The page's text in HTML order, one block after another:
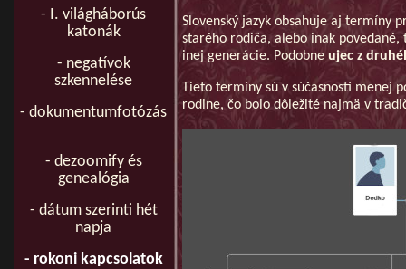
- I. világháborús
katonák
- negatívok
szkennelése
- dokumentumfotózás
- dezoomify és
genealógia
- dátum szerinti hét
napja
- rokoni kapcsolatok
Slovenský jazyk obsahuje aj termíny
starého rodiča, alebo inak povedané,
inej generácie. Podobne ujec z
Tieto termíny sú v súčasnosti menej
rodine, čo bolo dôležité najmä v